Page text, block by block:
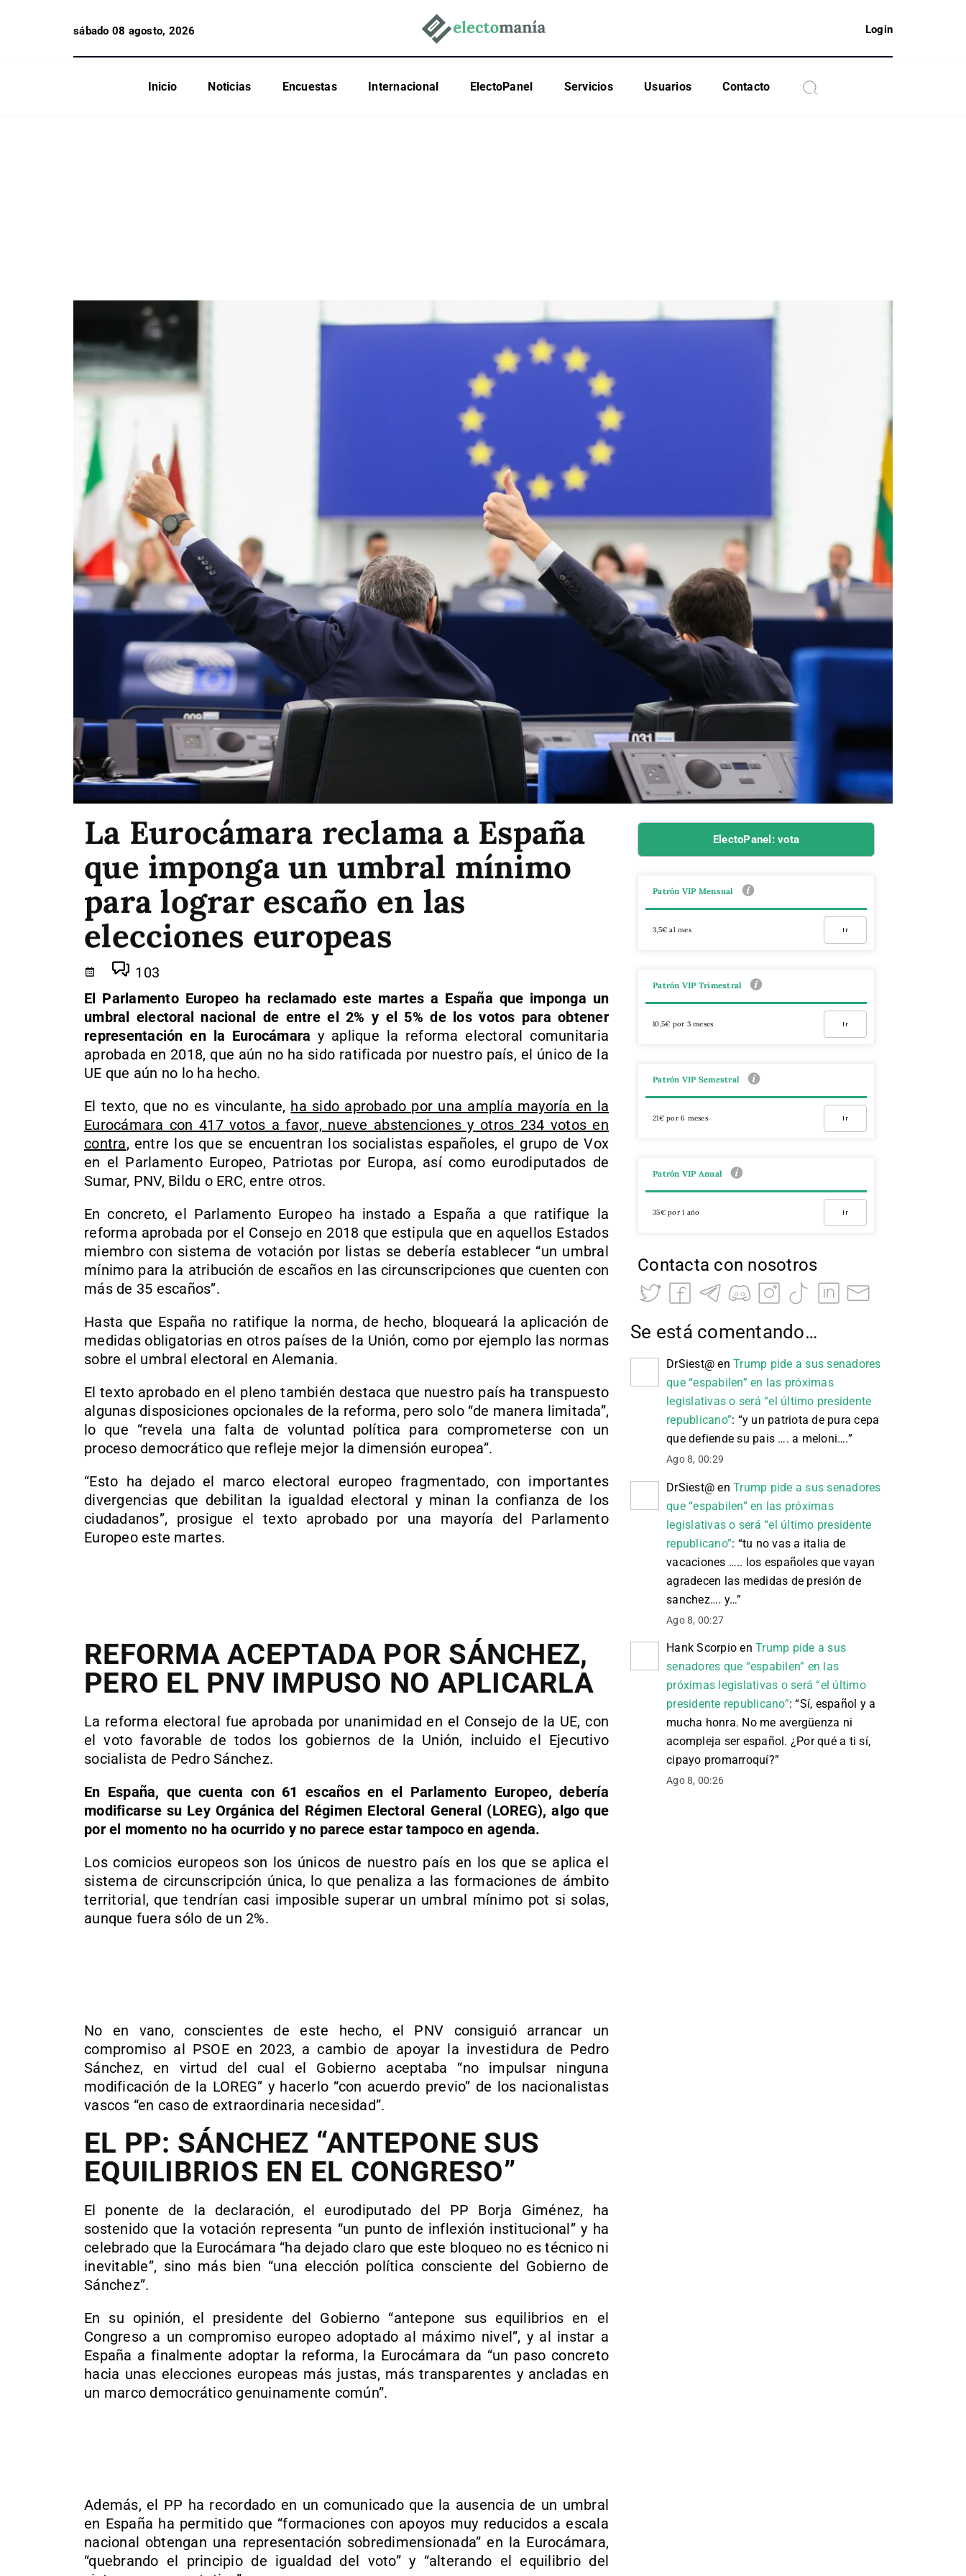
sábado 08 agosto, 2026 Login
Inicio Noticias Encuestas Internacional ElectoPanel Servicios Usuarios Contacto
La Eurocámara reclama a España
que imponga un umbral mínimo
para lograr escaño en las
elecciones europeas
103
El Parlamento Europeo ha reclamado este martes a España que imponga un
umbral electoral nacional de entre el 2% y el 5% de los votos para obtener
representación en la Eurocámara y aplique la reforma electoral comunitaria
aprobada en 2018, que aún no ha sido ratificada por nuestro país, el único de la
UE que aún no lo ha hecho.
El texto, que no es vinculante, ha sido aprobado por una amplía mayoría en la
Eurocámara con 417 votos a favor, nueve abstenciones y otros 234 votos en
contra, entre los que se encuentran los socialistas españoles, el grupo de Vox
en el Parlamento Europeo, Patriotas por Europa, así como eurodiputados de
Sumar, PNV, Bildu o ERC, entre otros.
En concreto, el Parlamento Europeo ha instado a España a que ratifique la
reforma aprobada por el Consejo en 2018 que estipula que en aquellos Estados
miembro con sistema de votación por listas se debería establecer “un umbral
mínimo para la atribución de escaños en las circunscripciones que cuenten con
más de 35 escaños”.
Hasta que España no ratifique la norma, de hecho, bloqueará la aplicación de
medidas obligatorias en otros países de la Unión, como por ejemplo las normas
sobre el umbral electoral en Alemania.
El texto aprobado en el pleno también destaca que nuestro país ha transpuesto
algunas disposiciones opcionales de la reforma, pero solo “de manera limitada”,
lo que “revela una falta de voluntad política para comprometerse con un
proceso democrático que refleje mejor la dimensión europea”.
“Esto ha dejado el marco electoral europeo fragmentado, con importantes
divergencias que debilitan la igualdad electoral y minan la confianza de los
ciudadanos”, prosigue el texto aprobado por una mayoría del Parlamento
Europeo este martes.
REFORMA ACEPTADA POR SÁNCHEZ,
PERO EL PNV IMPUSO NO APLICARLA
La reforma electoral fue aprobada por unanimidad en el Consejo de la UE, con
el voto favorable de todos los gobiernos de la Unión, incluido el Ejecutivo
socialista de Pedro Sánchez.
En España, que cuenta con 61 escaños en el Parlamento Europeo, debería
modificarse su Ley Orgánica del Régimen Electoral General (LOREG), algo que
por el momento no ha ocurrido y no parece estar tampoco en agenda.
Los comicios europeos son los únicos de nuestro país en los que se aplica el
sistema de circunscripción única, lo que penaliza a las formaciones de ámbito
territorial, que tendrían casi imposible superar un umbral mínimo pot si solas,
aunque fuera sólo de un 2%.
No en vano, conscientes de este hecho, el PNV consiguió arrancar un
compromiso al PSOE en 2023, a cambio de apoyar la investidura de Pedro
Sánchez, en virtud del cual el Gobierno aceptaba “no impulsar ninguna
modificación de la LOREG” y hacerlo “con acuerdo previo” de los nacionalistas
vascos “en caso de extraordinaria necesidad”.
EL PP: SÁNCHEZ “ANTEPONE SUS
EQUILIBRIOS EN EL CONGRESO”
El ponente de la declaración, el eurodiputado del PP Borja Giménez, ha
sostenido que la votación representa “un punto de inflexión institucional” y ha
celebrado que la Eurocámara “ha dejado claro que este bloqueo no es técnico ni
inevitable”, sino más bien “una elección política consciente del Gobierno de
Sánchez”.
En su opinión, el presidente del Gobierno “antepone sus equilibrios en el
Congreso a un compromiso europeo adoptado al máximo nivel”, y al instar a
España a finalmente adoptar la reforma, la Eurocámara da “un paso concreto
hacia unas elecciones europeas más justas, más transparentes y ancladas en
un marco democrático genuinamente común”.
Además, el PP ha recordado en un comunicado que la ausencia de un umbral
en España ha permitido que “formaciones con apoyos muy reducidos a escala
nacional obtengan una representación sobredimensionada” en la Eurocámara,
“quebrando el principio de igualdad del voto” y “alterando el equilibrio del
ElectoPanel: vota
Patrón VIP Mensual
3,5€ al mes Ir
Patrón VIP Trimestral
10,5€ por 3 meses Ir
Patrón VIP Semestral
21€ por 6 meses Ir
Patrón VIP Anual
35€ por 1 año Ir
Contacta con nosotros
Se está comentando…
DrSiest@ en Trump pide a sus senadores
que “espabilen” en las próximas
legislativas o será “el último presidente
republicano”: “y un patriota de pura cepa
que defiende su pais …. a meloni….”
Ago 8, 00:29
DrSiest@ en Trump pide a sus senadores
que “espabilen” en las próximas
legislativas o será “el último presidente
republicano”: “tu no vas a italia de
vacaciones ….. los españoles que vayan
agradecen las medidas de presión de
sanchez…. y…”
Ago 8, 00:27
Hank Scorpio en Trump pide a sus
senadores que “espabilen” en las
próximas legislativas o será “el último
presidente republicano”: “Sí, español y a
mucha honra. No me avergüenza ni
acompleja ser español. ¿Por qué a ti sí,
cipayo promarroquí?”
Ago 8, 00:26